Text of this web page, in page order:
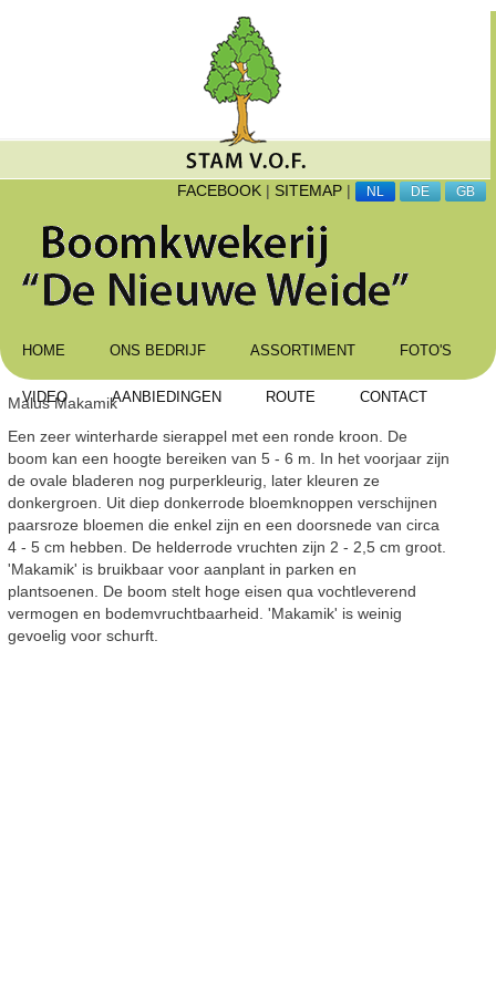
FACEBOOK | SITEMAP | NL DE GB
HOME ONS BEDRIJF ASSORTIMENT FOTO'S
VIDEO AANBIEDINGEN ROUTE CONTACT
Malus Makamik
Een zeer winterharde sierappel met een ronde kroon. De
boom kan een hoogte bereiken van 5 - 6 m. In het voorjaar zijn
de ovale bladeren nog purperkleurig, later kleuren ze
donkergroen. Uit diep donkerrode bloemknoppen verschijnen
paarsroze bloemen die enkel zijn en een doorsnede van circa
4 - 5 cm hebben. De helderrode vruchten zijn 2 - 2,5 cm groot.
'Makamik' is bruikbaar voor aanplant in parken en
plantsoenen. De boom stelt hoge eisen qua vochtleverend
vermogen en bodemvruchtbaarheid. 'Makamik' is weinig
gevoelig voor schurft.